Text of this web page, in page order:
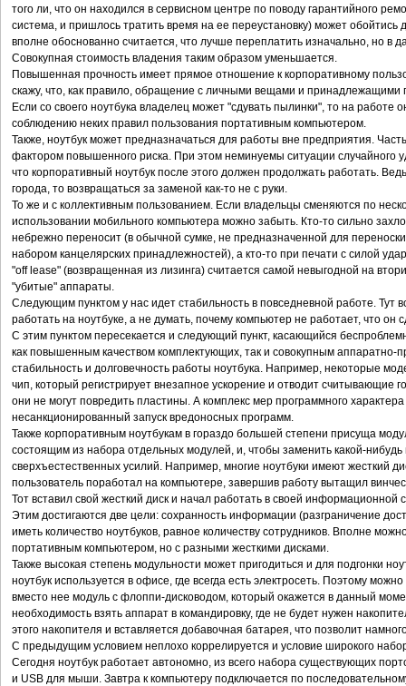
того ли, что он находился в сервисном центре по поводу гарантийного
система, и пришлось тратить время на ее переустановку) может
вполне обоснованно считается, что лучше переплатить изначально, но в
Совокупная стоимость владения таким образом уменьшается.
Повышенная прочность имеет прямое отношение к корпоративному
скажу, что, как правило, обращение с личными вещами и
Если со своего ноутбука владелец может "сдувать пылинки", то на работе
соблюдению неких правил пользования портативным компьютером.
Также, ноутбук может предназначаться для работы вне предприятия.
фактором повышенного риска. При этом неминуемы ситуации случайного
что корпоративный ноутбук после этого должен продолжать работать.
города, то возвращаться за заменой как-то не с руки.
То же и с коллективным пользованием. Если владельцы сменяются по
использовании мобильного компьютера можно забыть. Кто-то сильно
небрежно переносит (в обычной сумке, не предназначенной для
набором канцелярских принадлежностей), а кто-то при печати с силой
"off lease" (возвращенная из лизинга) считается самой невыгодной на
"убитые" аппараты.
Следующим пунктом у нас идет стабильность в повседневной работе. Тут
работать на ноутбуке, а не думать, почему компьютер не работает, что он
С этим пунктом пересекается и следующий пункт, касающийся
как повышенным качеством комплектующих, так и совокупным
стабильность и долговечность работы ноутбука. Например, некоторые
чип, который регистрирует внезапное ускорение и отводит считывающие
они не могут повредить пластины. А комплекс мер программного
несанкционированный запуск вредоносных программ.
Также корпоративным ноутбукам в гораздо большей степени присуща
состоящим из набора отдельных модулей, и, чтобы заменить какой-нибудь
сверхъестественных усилий. Например, многие ноутбуки имеют жесткий
пользователь поработал на компьютере, завершив работу вытащил
Тот вставил свой жесткий диск и начал работать в своей информационной
Этим достигаются две цели: сохранность информации (разграничение
иметь количество ноутбуков, равное количеству сотрудников. Вполне
портативным компьютером, но с разными жесткими дисками.
Также высокая степень модульности может пригодиться и для подгонки
ноутбук используется в офисе, где всегда есть электросеть. Поэтому
вместо нее модуль с флоппи-дисководом, который окажется в данный
необходимость взять аппарат в командировку, где не будет нужен
этого накопителя и вставляется добавочная батарея, что позволит
С предыдущим условием неплохо коррелируется и условие широкого
Сегодня ноутбук работает автономно, из всего набора существующих
и USB для мыши. Завтра к компьютеру подключается по